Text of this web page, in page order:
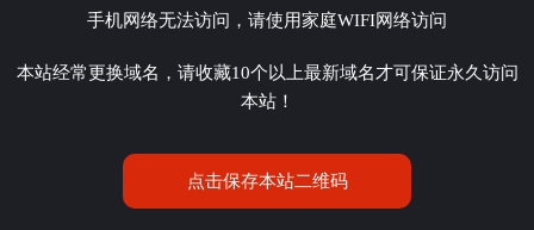
手机网络无法访问，请使用家庭WIFI网络访问
本站经常更换域名，请收藏10个以上最新域名才可保证永久访问
本站！
点击保存本站二维码